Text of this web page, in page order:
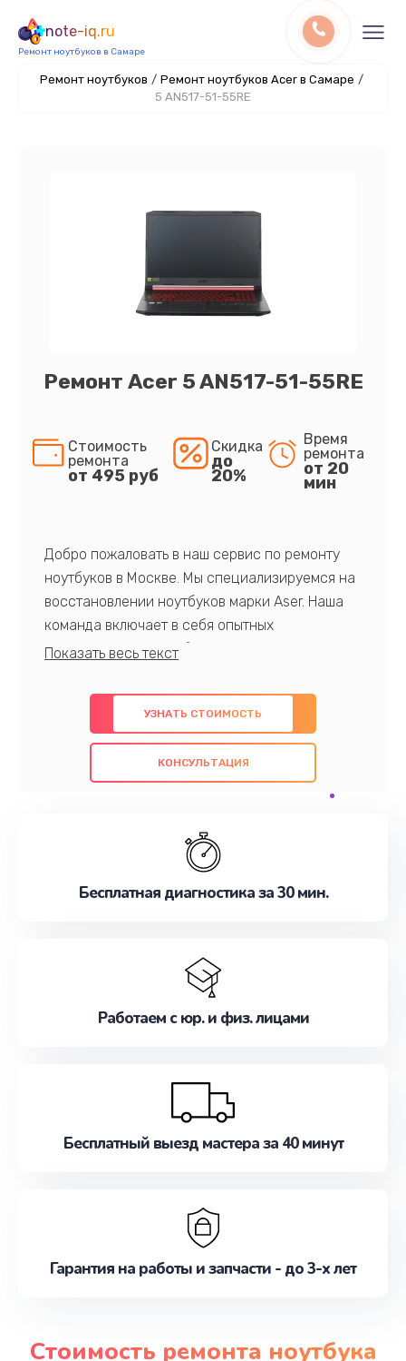
note-iq.ru
Ремонт ноутбуков в Самаре
Ремонт ноутбуков / Ремонт ноутбуков Acer в Самаре /
5 AN517-51-55RE
Ремонт Acer 5 AN517-51-55RE
Стоимость
ремонта
от 495 руб
Скидка
до
20%
Время
ремонта
от 20
мин
Добро пожаловать в наш сервис по ремонту
ноутбуков в Москве. Мы специализируемся на
восстановлении ноутбуков марки Aser. Наша
команда включает в себя опытных
профессионалов с обширными знаниями и
предлагаем быстрый и качественный ремонт с
использованием оригинальных компонентов, а
также гарантируем качество всех
проведенных работ. Наша цель - предоставить
наилучшим образом. Не медлите записаться на
УЗНАТЬ СТОИМОСТЬ
КОНСУЛЬТАЦИЯ
Бесплатная диагностика за 30 мин.
Работаем с юр. и физ. лицами
Бесплатный выезд мастера за 40 минут
Гарантия на работы и запчасти - до 3-х лет
Стоимость ремонта ноутбука